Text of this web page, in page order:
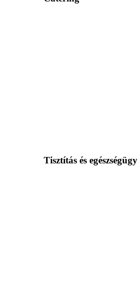
Tisztítás és egészségügy